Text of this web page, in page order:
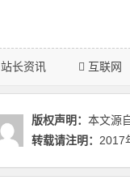
站长资讯 互联网
版权声明： 本文源
转载请注明： 2017